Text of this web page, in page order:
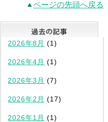
ページの先頭へ戻る
最新記事一覧
2026年8月 (1)
2026年4月 (1)
2026年3月 (7)
2026年2月 (17)
2026年1月 (1)